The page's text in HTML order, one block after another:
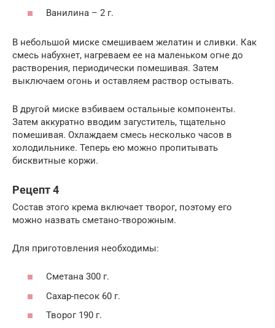
Ванилина – 2 г.
В небольшой миске смешиваем желатин и сливки. Как
смесь набухнет, нагреваем ее на маленьком огне до
растворения, периодически помешивая. Затем
выключаем огонь и оставляем раствор остывать.
В другой миске взбиваем остальные компоненты.
Затем аккуратно вводим загуститель, тщательно
помешивая. Охлаждаем смесь несколько часов в
холодильнике. Теперь ею можно пропитывать
бисквитные коржи.
Рецепт 4
Состав этого крема включает творог, поэтому его
можно назвать сметано-творожным.
Для приготовления необходимы:
Сметана 300 г.
Сахар-песок 60 г.
Творог 190 г.